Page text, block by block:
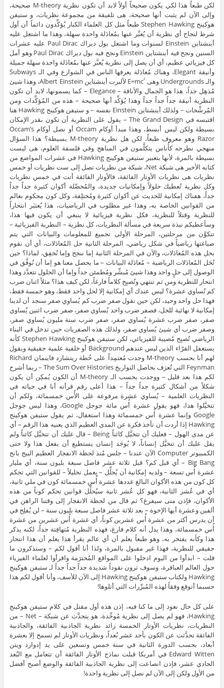
لكن طبعاً هذا لكي يكون صحيحاً أولاً لابد أن تكون نظرية M-theory صحيحة،
وإلى الآن لم يثبت أنها صحيحة، هى تلفيقة من مجموعة نظريات، و ستيفن
هوكينج Stephen Hawking طبعاً مثل كل العلماء الكبار يُؤكِّدون دائماً أن أول
شرط لنجاح أي نظرية أن يُعبَّر عنها بمُعادَلة واحدة سهلة، وهذا ما اشتغل عليه
أينشتاين Einstein لسنوات وما اشتغل بول ديراك Paul Dirac عليه عشرات
السنين ونجح فيه أينشتاين Einstein ونجح فيه بول ديراك Paul Dirac وهو أمل
كل فيزيائي عظيم، أي أن يصل إلى نظرية يُعبَّر عنها بمُعادَلة واحدة سهلة جميلة
وأنيقة Elegant، وهناك مُعادَلة يعرفها الناس في الشوارع وفي الـ Subways
والـ Undergrounds وهى E=mc
²
لألبرت أينشتاين Albert Einstein، وهذا شيئ
مُذهِل جداً، هذا هو الجمال والأناقة – Elegance – كما يسمونها، لابد أن تكون
النظرية أنيقة جداً جداً جداً وهذا يُؤكِّد أنها صحيحة – هذه من المُؤكِّدات ومن
المُرشِّحات – ولذلك أينشتاين Einstein نفسه – و ستيفن هوكينج Hawking هنا
اقتبسه في The Grand Design – يقول على النظرية أن تكون بقدر الإمكان
بسيطة ولكن ليس أبسط، وهذا مبدأ أوكام Occam أو نصل أوكام Occam’s
Razor وهو معروف طبعاً، لكن هل نظرية M-theory بسيطة؟ هذا السؤال
منهجي نطرحه كأُناس يتكلَّمون في المناهج وفي فلسفة العلوم، هى ليست
بسيطة بالمرة، لأنها بتعبير ستيفن هوكينج Hawking في عشرات المواضع من
كتابه الأخير هى شبكة Net، شبكة من نظريات تصل إلى ست نظريات أو خمس
نظريات هى نظريات الأوتار الفائقة، فالأوتار الفائقة أتت في خمس نظريات
وكل نظرية تُعطيك حلولاً وإمكانيات جديدة، والمُحصِّلة أكوان كثيرة جداً جداً
جداً، هفناك إمكانية للحديث عن أكوان كثيرة ومُختلِفة، وكل كون محكوم بعالم
من القوانين الخاصة به، وهذا غير مطلوب في الرياضيات، هذا يُعتبَر انتحاراً
للنظرية وقتلاً للنظرية، فكل نظرية فيزيائية لا ينبغي أن يكون فيها هذا،
وسأعطيكم نبذة سريعة في مسألة النظريات، كل نظرية – النظرية الفيزيائية –
تتكوَّن من مرحلتين، المرحلة الأولى تجميع للمعلومات والبيانات التي يتم
صياغتها رياضياً في شكل رياضي، المرحلة الثانية حل المُعادَلات، أي أن نقوم
بحل هذه المُعادَلات، والآن في المرحلة الثانية إما ننجح وإما نُخفِق، لماذا؟ حين
تُحَل المُعادَلات الرياضية – مُعادَلة البيانات – ما يحصل معنا هو إما أن نُوفَّق في
الوصول إلى حلٍ واحد وهذا شيئ مُبشِّر ومُطمئن جداً وإما أن الحلول تتعدَّد وهذا
انتحار للنظرية ومن ثم تنتهي وتُصبِح كلاماً فارغاً، لكن كيف هذا؟ مثلاً اثنان ضرب
كم تُساوي عشرة؟ ليس عندك أي إمكانية إلا لحل واحد فقط، وهو خمسة فقط،
فهذا حل واحد وحيد، لكن حين نقول صفر ضرب كم يُساوي صفر سنجد أن لدينا
إمكانية لا نهائية للحل، فصفر ضرب واحد يُساوي صفر، صفر ضرب اثنين يُساوي
صفر، صفر ضرب عشرة يُساوي صفر، صفر ضرب ستة مليون يُساوي صفر،
وصفر ضرب أي شيئ يُساوي صفر، ولذلك هذه الصفريات حين تدخل في البناء
الرياضي تُصبِح مُصيبة للفيزيائي، لكن ستيفن هوكينج Stephen Hawking كأنه
يستغفل القرّاء الذين ليس عندهم Background أو خلفية علمية حقيقية ويقول
لهم أنا بحسب M-theory وجدت مُعتمِداً على خُطة ريتشارد فاينمان Richard
Feynman التي تُعرَف بحاصل التواريخ The Sum Over Histories – ربما أشرح
لكم هذا بعد قليل – ووجدت بحسب الـ M-theory أن الكون يُمكِن أن يكون
شكلاً من أشكال كثيرة جداً جداً – هذا أعلى رقم قرأته أنا في حياته في
النظريات العلمية – يُساوي عشرة مرفوعة على الأُس خمسمائة، ولكم أن
تتخيَّلوا هذا، فهو يقول عشرة أُس مائة جوجل Google، وهذا ليس جوجل
Google وإنما عشرة أُس خمسمائة وهذا استغفال، ثم يقول ستيفن هوكينج
Hawking إذا أردت أن تأخذ فكرة عن المدى العظيم الذي يعنيه هذا الرقم – أي
عن مدى الهول – فعليك أن تتخيَّل كائناً Being – قال عليك أن تتخيَّل كائناً ولم
يقل عليك أن تتخيَّل إنساناً، لا يُوجَد إنسان يستطيع أن يفعل هذا ولا حتى
الكمبيوتر Computer الآن عندنا – جلس مُنذ لحظة الانفجار العظيم البيج بانج
Big Bang – أي قبل كم؟ قبل ثلاثة عشر فاصل سبعة بليون سنة، أي مليار
عشرة أُس تسعة – ولديه إمكانية أن يُحلِّل – يعمل تحليلاً – للقوانين التي تحكم
كل كون من هذه الأكوان البالغ عددها عشرة أُس خمسمائة كون في ملي ثانية،
أي في عُشر الثانية، فهو كل عُشر ثانية سيُحلِّل قوانين تحكم كوناً من هذه
الأكوان، فإذن متى سيفرغ؟ ثم قال من لحظة الانفجار إلى وقتنا الراهن في
ألفين وعشرة أيها الإخوة – بعد ثلاثة عشر فاصل سبعة بليون سنة – لن يُفلِح في
أن يدرس أكثر من عشرة أُس عشرين كوناً، أي عشرة أُس عشرين من عشرة
أُس خمسمائة، وهذا يدل أنه كلام فارغ، فهذه النظرية مُتهافِتة جداً، لكنه يذكر
هذا وكأنه يفتخر به، وهو طبعاً يعلم أن أي عالم يقرأ هذا يعلم أن هذا انتحار
حقيقي للنظرية، فهذا غير مقبول بالمرة، ولذا أنا أقول لكم – وستذكرون ما
قلت – ابدأوا من اليوم ادخلوا على المواقع المُحترَمة واقرأوا لعلماء الفيزياء
حول العالم العباقرة، وسوف ترون نقوداً شديدة جداً جداً جداً لـ ستيفن هوكينج
Hawking ولكتاب ستيفن هوكينج Hawking إلى الآن للأسف، وأنا أقول لكم هذا
حسبما أتوقع وفقاً لهذه المُبرِّرات التي أتلوها!
على كل حال نعود إلى ما كنا فيه، إذن هذه أول مقتل في كلام ستيفن هوكينج
Hawking، فهو لم يصل إلى نظرية مُوحِّدة، هو يتحدَّث عن شبكة – Net – من
النظريات، نظريات الأوتار الخمسة زائد نظرية الجاذبية الفائقة، والجاذبية
الفائقة تحدَّثت عن الكون بأحد عشر بُعداً، ونظريات الأوتار لم تسمح إلا بعشرة
أبعاد، بحسب الدورة الثانية في سنة خمس وتسعين على يد إدوارد ويتن
Edward Witten في أمريكا قبلت نماذج الأوتار الفائقة أن تتعامل مع البُعد
الحادي عشر، فإذن انصاعت إلى نظرية الجاذبية الفائقة والوضع أصبح أفضل
من الأول ولكن إلى الآن لم نصل إلى نظرية واحدة!